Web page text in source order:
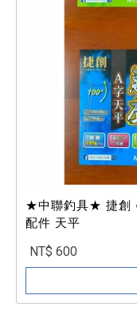
★中聯釣具★ 捷創
配件 天平
NT$ 600